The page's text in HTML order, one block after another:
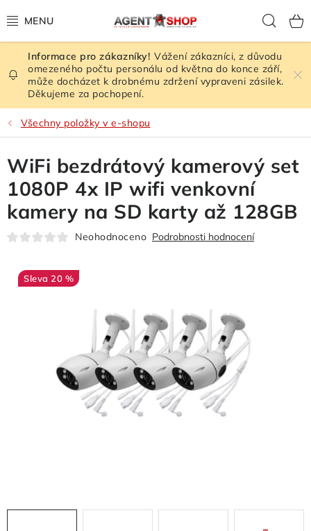
na
HODNOCENÍ OBCHODU
VEŠKERÉ ZBOŽÍ
ŠPIONÁŽNÍ TECHNIKA
RUŠIČKY SIGNÁLU
KAMERY - BEZPEČNOST
GPS LOKÁTORY
ZESILOVAČE SIGNÁLU
FLASHDISKY A PAMĚTI
REDUKCE - REGULÁTORY
BATERIE - NABÍJEČKY - KABELY
Z REKLAMACÍ- POŠKOZENÉ
Vážení zákazníci, z důvodu
omezeného počtu personálu od května do konce září,
může docházet k drobnému zdržení vypraveni zásilek.
Děkujeme za pochopení.
Všechny položky v e-shopu
WiFi bezdrátový kamerový set
1080P 4x IP wifi venkovní
kamery na SD karty až 128GB
Neohodnoceno Podrobnosti hodnocení
20 %